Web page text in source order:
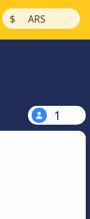
$ | ARS |
1